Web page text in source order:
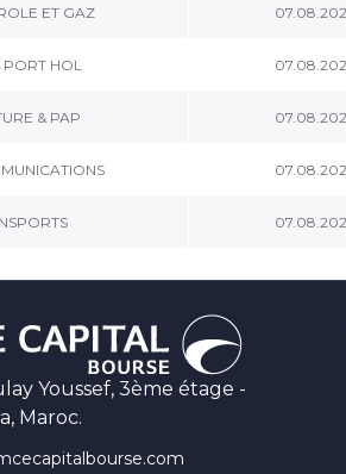
ET GAZ
PORT HOL
& PAP
Youssef, 3ème étage -
Maroc.